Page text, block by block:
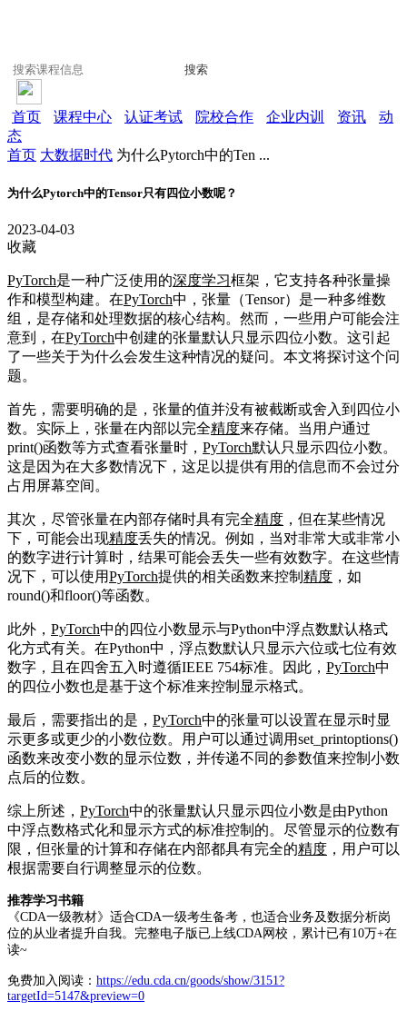
搜索
首页 课程中心 认证考试 院校合作 企业内训 资讯
动
态
首页 大数据时代 为什么Pytorch中的Ten ...
为什么Pytorch中的Tensor只有四位小数呢？
2023-04-03
收藏
PyTorch是一种广泛使用的深度学习框架，它支持各种张量操
作和模型构建。在PyTorch中，张量（Tensor）是一种多维数
组，是存储和处理数据的核心结构。然而，一些用户可能会注
意到，在PyTorch中创建的张量默认只显示四位小数。这引起
了一些关于为什么会发生这种情况的疑问。本文将探讨这个问
题。
首先，需要明确的是，张量的值并没有被截断或舍入到四位小
数。实际上，张量在内部以完全精度来存储。当用户通过
print()函数等方式查看张量时， PyTorch默认只显示四位小数。
这是因为在大多数情况下，这足以提供有用的信息而不会过分
占用屏幕空间。
其次，尽管张量在内部存储时具有完全精度 ，但在某些情况
下，可能会出现精度丢失的情况。例如，当对非常大或非常小
的数字进行计算时，结果可能会丢失一些有效数字。在这些情
况下，可以使用PyTorch提供的相关函数来控制 精度 ，如
round()和floor()等函数。
此外， PyTorch中的四位小数显示与Python中浮点数默认格式
化方式有关。在Python中，浮点数默认只显示六位或七位有效
数字，且在四舍五入时遵循IEEE 754标准。因此， PyTorch中
的四位小数也是基于这个标准来控制显示格式。
最后，需要指出的是， PyTorch中的张量可以设置在显示时显
示更多或更少的小数位数。用户可以通过调用set_printoptions()
函数来改变小数的显示位数，并传递不同的参数值来控制小数
点后的位数。
综上所述， PyTorch中的张量默认只显示四位小数是由Python
中浮点数格式化和显示方式的标准控制的。尽管显示的位数有
限，但张量的计算和存储在内部都具有完全的精度 ，用户可以
根据需要自行调整显示的位数。
推荐学习书籍
《CDA一级教材》适合CDA一级考生备考，也适合业务及数据分析岗
位的从业者提升自我。完整电子版已上线CDA网校，累计已有10万+在
读~
免费加入阅读： https://edu.cda.cn/goods/show/3151?
targetId=5147&preview=0